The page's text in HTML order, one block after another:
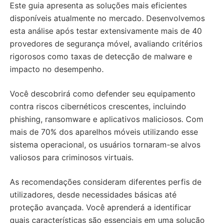
Este guia apresenta as soluções mais eficientes
disponíveis atualmente no mercado. Desenvolvemos
esta análise após testar extensivamente mais de 40
provedores de segurança móvel, avaliando critérios
rigorosos como taxas de detecção de malware e
impacto no desempenho.
Você descobrirá como defender seu equipamento
contra riscos cibernéticos crescentes, incluindo
phishing, ransomware e aplicativos maliciosos. Com
mais de 70% dos aparelhos móveis utilizando esse
sistema operacional, os usuários tornaram-se alvos
valiosos para criminosos virtuais.
As recomendações consideram diferentes perfis de
utilizadores, desde necessidades básicas até
proteção avançada. Você aprenderá a identificar
quais características são essenciais em uma solução